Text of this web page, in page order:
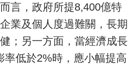
言，政府所提8,400億特
業及個人度過難關，長期
；另一方面，當經濟成長
率低於2%時，應小幅提高